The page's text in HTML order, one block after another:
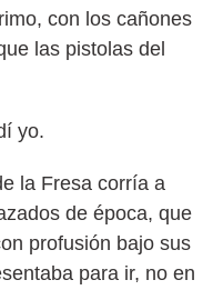
con los cañones
las pistolas del
yo.
la Fresa corría a
de época, que
profusión bajo sus
para ir, no en